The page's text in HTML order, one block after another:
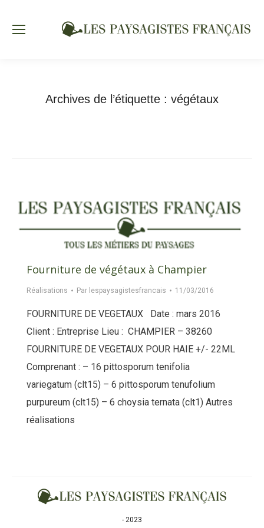
Archives de l’étiquette : végétaux
Fourniture de végétaux à Champier
Réalisations Par lespaysagistesfrancais 11/03/2016
FOURNITURE DE VEGETAUX Date : mars 2016
Client : Entreprise Lieu : CHAMPIER – 38260
FOURNITURE DE VEGETAUX POUR HAIE +/- 22ML
Comprenant : – 16 pittosporum tenifolia
variegatum (clt15) – 6 pittosporum tenufolium
purpureum (clt15) – 6 choysia ternata (clt1) Autres
réalisations
- 2023